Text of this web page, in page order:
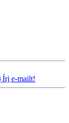
Írj e-mailt!